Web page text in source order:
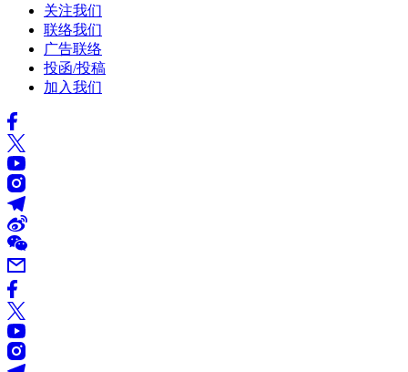
关注我们
联络我们
广告联络
投函/投稿
加入我们